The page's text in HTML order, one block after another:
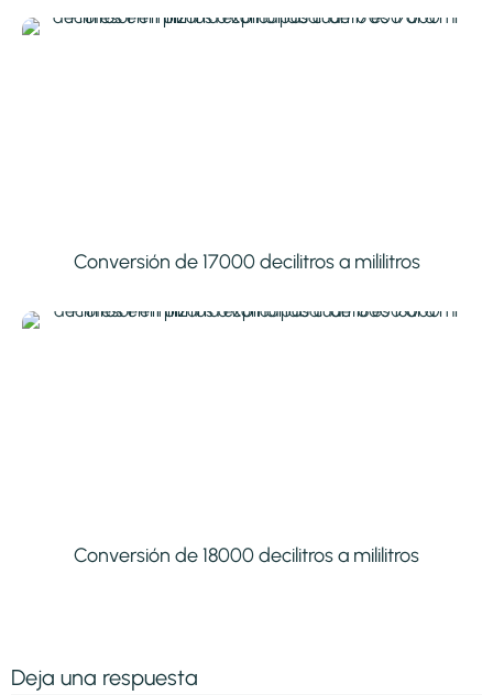
Conversión de 17000 decilitros a mililitros
Conversión de 18000 decilitros a mililitros
Deja una respuesta